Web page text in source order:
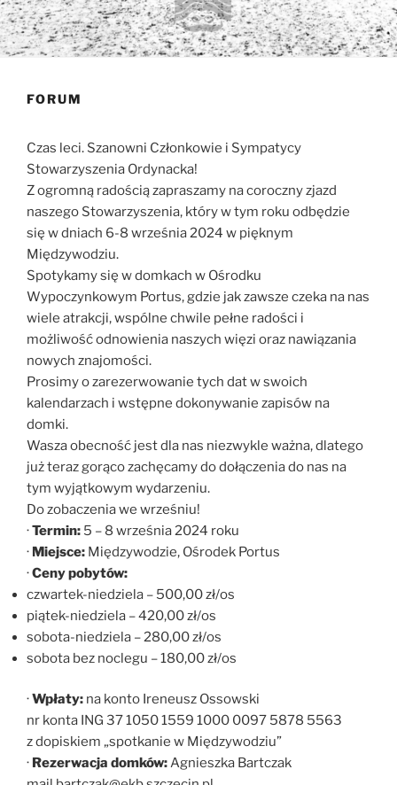
FORUM
Czas leci. Szanowni Członkowie i Sympatycy
Stowarzyszenia Ordynacka!
Z ogromną radością zapraszamy na coroczny zjazd
naszego Stowarzyszenia, który w tym roku odbędzie
się w dniach 6-8 września 2024 w pięknym
Międzywodziu.
Spotykamy się w domkach w Ośrodku
Wypoczynkowym Portus, gdzie jak zawsze czeka na nas
wiele atrakcji, wspólne chwile pełne radości i
możliwość odnowienia naszych więzi oraz nawiązania
nowych znajomości.
Prosimy o zarezerwowanie tych dat w swoich
kalendarzach i wstępne dokonywanie zapisów na
domki.
Wasza obecność jest dla nas niezwykle ważna, dlatego
już teraz gorąco zachęcamy do dołączenia do nas na
tym wyjątkowym wydarzeniu.
Do zobaczenia we wrześniu!
·Termin: 5 – 8 września 2024 roku
· Miejsce: Międzywodzie, Ośrodek Portus
·Ceny pobytów:
czwartek-niedziela – 500,00 zł/os
piątek-niedziela – 420,00 zł/os
sobota-niedziela – 280,00 zł/os
sobota bez noclegu – 180,00 zł/os
·Wpłaty: na konto Ireneusz Ossowski
nr konta ING 37 1050 1559 1000 0097 5878 5563
z dopiskiem „spotkanie w Międzywodziu”
· Rezerwacja domków:Agnieszka Bartczak